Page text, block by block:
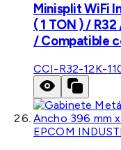
Minisplit WiFi
( 1 TON ) /
/ Compatible
CCI-R32-12K-
EPCOM